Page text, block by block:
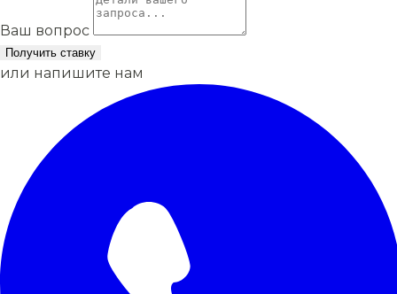
Ваш вопрос
Получить ставку
или напишите нам